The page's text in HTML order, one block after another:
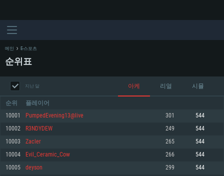
메인 E-스포츠
순위표
지난 달 아케 리얼 시뮬
순위 플레이어
10001 PumpedEvening13@live 301 544
10002 R3NDYDEW 249 544
10003 Zacler 265 544
10004 Evil_Ceramic_Cow 266 544
10005 deyson 299 544